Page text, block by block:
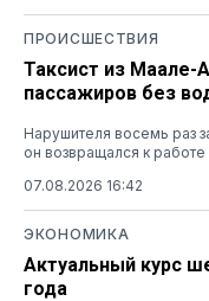
ПРОИСШЕСТВИЯ
Таксист из Маале-
пассажиров без
Нарушителя восемь раз
он возвращался к работе
07.08.2026 16:42
ЭКОНОМИКА
Актуальный курс
года